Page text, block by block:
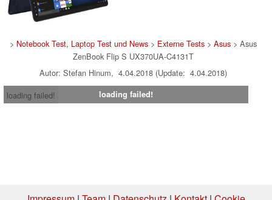
> Notebook Test, Laptop Test und News> Externe Tests> Asus> Asus
ZenBook Flip S UX370UA-C4131T
Autor: Stefan Hinum, 4.04.2018 (Update: 4.04.2018)
loading failed!
loading failed!